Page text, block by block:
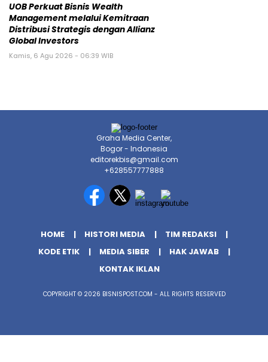
UOB Perkuat Bisnis Wealth
Management melalui Kemitraan
Distribusi Strategis dengan Allianz
Global Investors
Kamis, 6 Agu 2026 - 06:39 WIB
Graha Media Center,
Bogor - Indonesia
editorekbis@gmail.com
+628557777888
HOME HISTORI MEDIA
TIM REDAKSI
KODE ETIK
MEDIA SIBER
HAK JAWAB
KONTAK IKLAN
COPYRIGHT © 2026 BISNISPOST.COM - ALL RIGHTS RESERVED